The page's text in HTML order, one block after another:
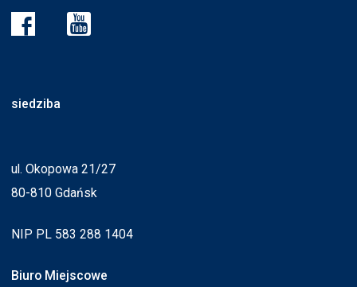
siedziba
ul. Okopowa 21/27
80-810 Gdańsk
NIP PL 583 288 1404
Biuro Miejscowe